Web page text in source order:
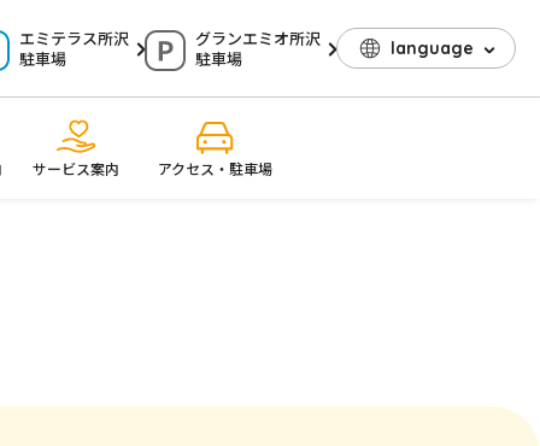
エミテラス所沢
駐車場
グランエミオ所沢
駐車場
language
サービス案内 アクセス・駐車場